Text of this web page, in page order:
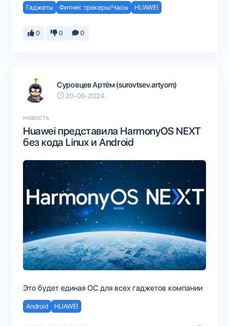
Гаджеты Фитнес трекеры/Часы HUAWEI
0 0 0
Суровцев Артём (surovtsev.artyom)
20-06-2024
НОВОСТЬ
Huawei представила HarmonyOS NEXT
без кода Linux и Android
Это будет единая ОС для всех гаджетов компании
Android HUAWEI